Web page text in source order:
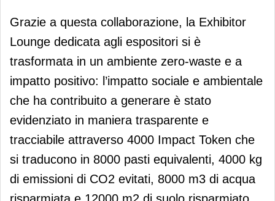
Grazie a questa collaborazione, la Exhibitor
Lounge dedicata agli espositori si è
trasformata in un ambiente zero-waste e a
impatto positivo: l’impatto sociale e ambientale
che ha contribuito a generare è stato
evidenziato in maniera trasparente e
tracciabile attraverso 4000 Impact Token che
si traducono in 8000 pasti equivalenti, 4000 kg
di emissioni di CO2 evitati, 8000 m3 di acqua
risparmiata e 12000 m2 di suolo risparmiato.